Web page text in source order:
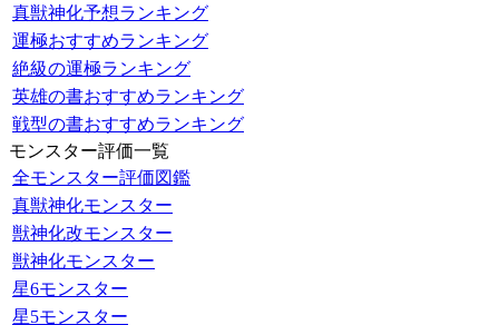
真獣神化予想ランキング
運極おすすめランキング
絶級の運極ランキング
英雄の書おすすめランキング
戦型の書おすすめランキング
モンスター評価一覧
全モンスター評価図鑑
真獣神化モンスター
獣神化改モンスター
獣神化モンスター
星6モンスター
星5モンスター